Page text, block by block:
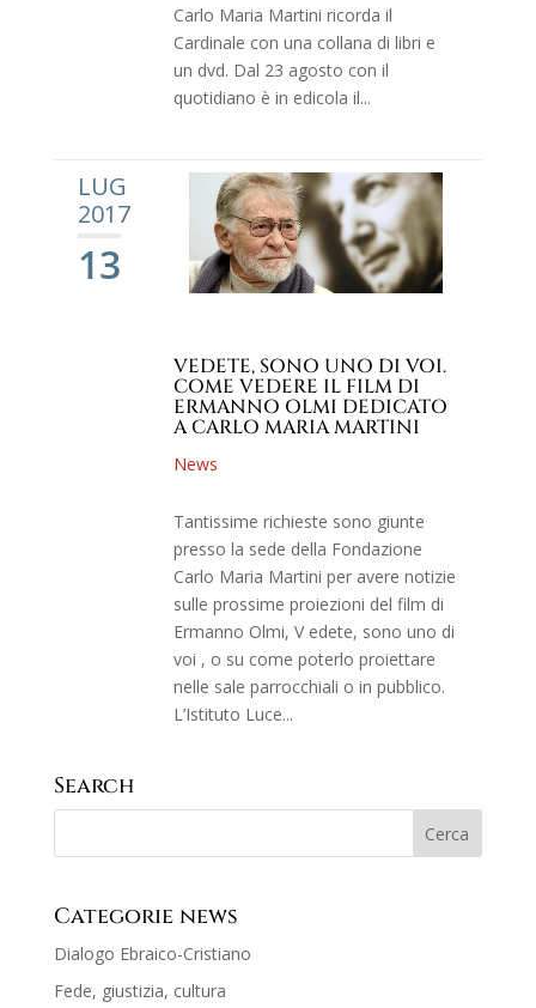
Carlo Maria Martini ricorda il
Cardinale con una collana di libri e
un dvd. Dal 23 agosto con il
quotidiano è in edicola il...
LUG
2017
13
VEDETE, SONO UNO DI VOI.
COME VEDERE IL FILM DI
ERMANNO OLMI DEDICATO
A CARLO MARIA MARTINI
News
Tantissime richieste sono giunte
presso la sede della Fondazione
Carlo Maria Martini per avere notizie
sulle prossime proiezioni del film di
Ermanno Olmi, V edete, sono uno di
voi , o su come poterlo proiettare
nelle sale parrocchiali o in pubblico.
L’Istituto Luce...
Search
Categorie news
Dialogo Ebraico-Cristiano
Fede, giustizia, cultura